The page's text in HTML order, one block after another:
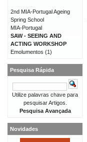
2nd MIA-Portugal Ageing
Spring School
MIA-Portugal
SAW - SEEING AND
ACTING WORKSHOP
Emolumentos (1)
Pesquisa Rápida
Utilize palavras chave para
pesquisar Artigos.
Pesquisa Avançada
Novidades